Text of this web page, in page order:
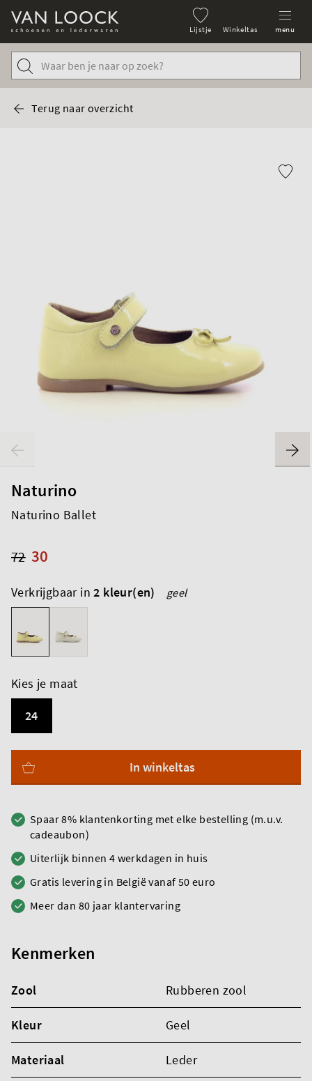
Lijstje Winkeltas menu
Terug naar overzicht
Naturino
Naturino Ballet
30
72
Verkrijgbaar in2 kleur(en) geel
Kies je maat
24
In winkeltas
Spaar 8% klantenkorting met elke bestelling (m.u.v.
cadeaubon)
Uiterlijk binnen 4 werkdagen in huis
Gratis levering in België vanaf 50 euro
Meer dan 80 jaar klantervaring
Kenmerken
Zool Rubberen zool
Kleur Geel
Materiaal Leder